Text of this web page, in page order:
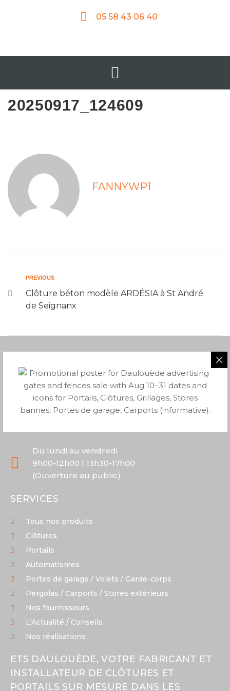
05 58 43 06 40
20250917_124609
FANNYWP1
PREVIOUS
Clôture béton modèle ARDÉSIA à St André
de Seignanx
05 58 43 06 40
2 route de Saubion
Du lundi au vendredi
9h00-12h00 | 13h30-17h00
(Ouverture au public)
SERVICES
Tous nos produits
Clôtures
Portails
Automatismes
Portes de garage / Volets / Garde-corps
Pergolas / Carports / Stores extérieurs
Nos fournisseurs
L'Actualité / Conseils
Nos réalisations
ETS DAULOUÈDE, VOTRE FABRICANT ET
INSTALLATEUR DE CLÔTURES ET
PORTAILS SUR MESURE DANS LES